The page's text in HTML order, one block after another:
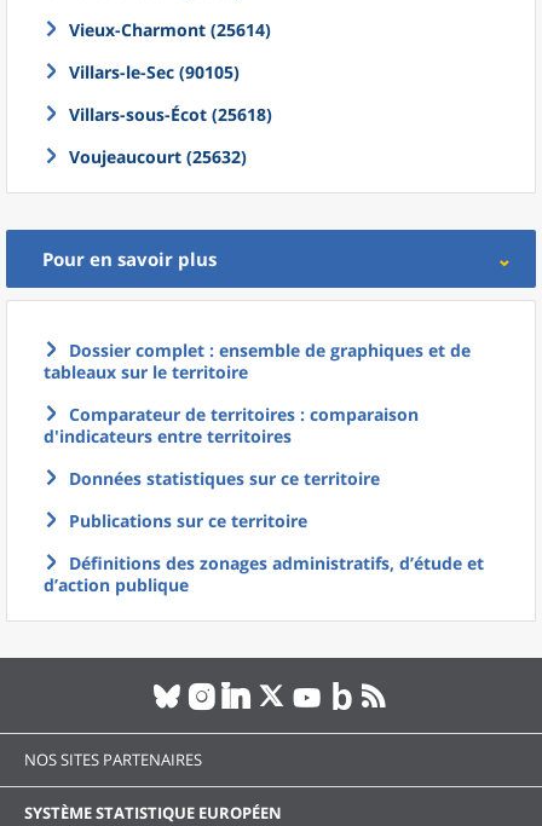
Vieux-Charmont (25614)
Villars-le-Sec (90105)
Villars-sous-Écot (25618)
Voujeaucourt (25632)
Pour en savoir plus
Dossier complet : ensemble de graphiques et de
tableaux sur le territoire
Comparateur de territoires : comparaison
d'indicateurs entre territoires
Données statistiques sur ce territoire
Publications sur ce territoire
Définitions des zonages administratifs, d’étude et
d’action publique
NOS SITES PARTENAIRES
SYSTÈME STATISTIQUE EUROPÉEN